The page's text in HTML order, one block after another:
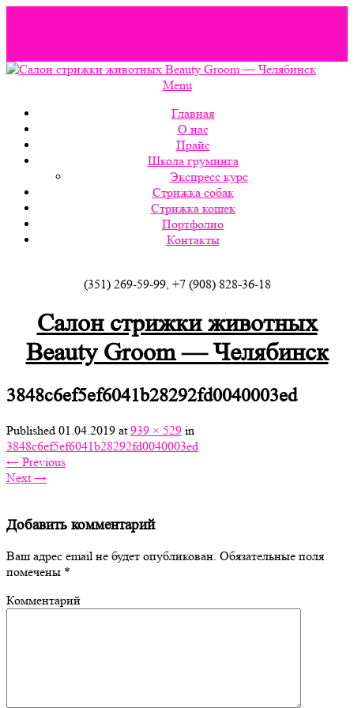
Menu
Главная
О нас
Прайс
Школа груминга
Экспресс курс
Стрижка собак
Стрижка кошек
Портфолио
Контакты
(351) 269-59-99, +7 (908) 828-36-18
Салон стрижки животных
Beauty Groom — Челябинск
3848c6ef5ef6041b28292fd0040003ed
Published 01.04.2019 at939 × 529 in
3848c6ef5ef6041b28292fd0040003ed
← Previous
Next→
Добавить комментарий
Ваш адрес email не будет опубликован. Обязательные поля
помечены *
Комментарий